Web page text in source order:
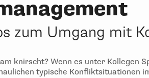
zum Umgang mit
knirscht? Wenn es unter Kollegen
typische Konfliktsituationen